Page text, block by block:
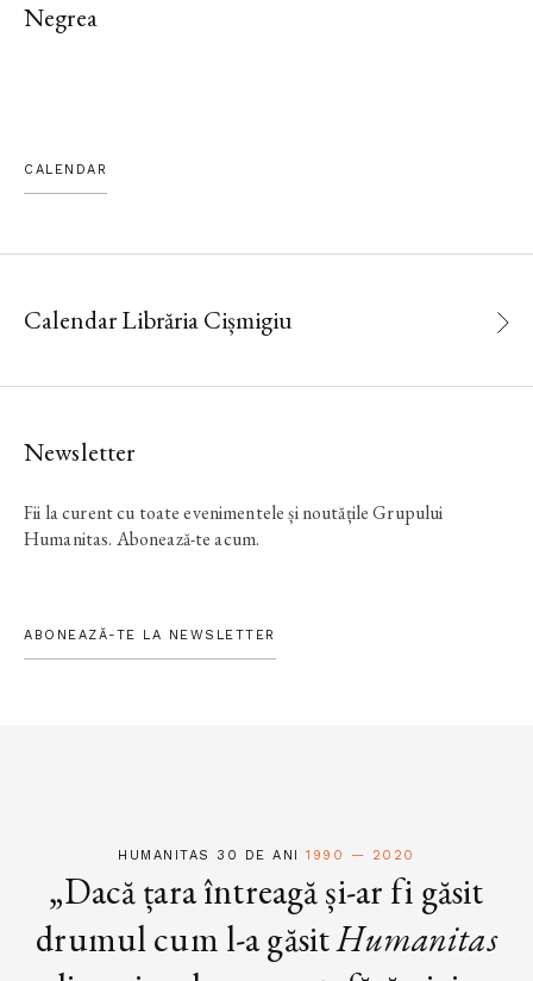
Negrea
CALENDAR
Calendar Librăria Cișmigiu
Newsletter
Fii la curent cu toate evenimentele și noutățile Grupului
Humanitas. Abonează-te acum.
ABONEAZĂ-TE LA NEWSLETTER
HUMANITAS 30 DE ANI1990 — 2020
„Dacă țara întreagă și-ar fi găsit
drumul cum l-a găsitHumanitas